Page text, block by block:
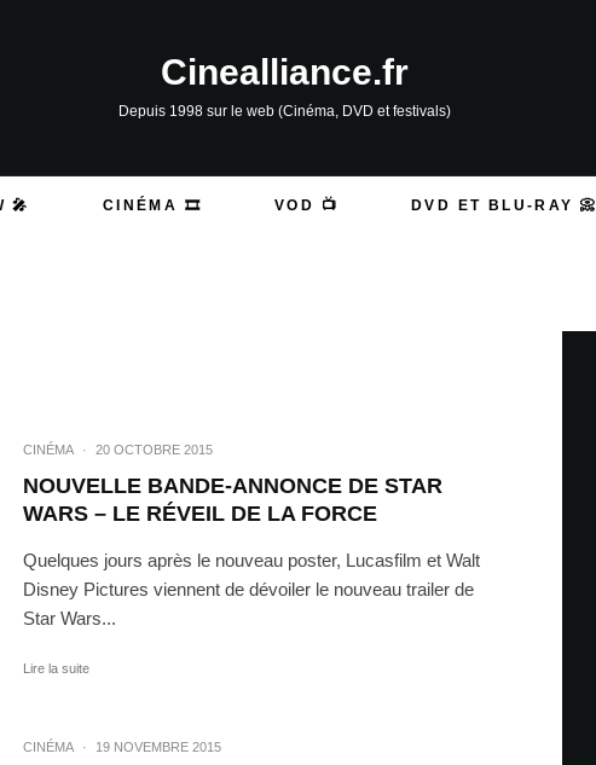
Cinealliance.fr
Depuis 1998 sur le web (Cinéma, DVD et festivals)
🎤 CINÉMA 🎞️ VOD 📺 DVD ET BLU-RAY 📀
CINÉMA · 20 OCTOBRE 2015
NOUVELLE BANDE-ANNONCE DE STAR
WARS – LE RÉVEIL DE LA FORCE
Quelques jours après le nouveau poster, Lucasfilm et Walt
Disney Pictures viennent de dévoiler le nouveau trailer de
Star Wars...
Lire la suite
CINÉMA · 19 NOVEMBRE 2015